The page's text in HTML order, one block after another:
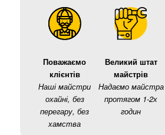
Поважаємо
клієнтів
Наші майстри
охайні, без
перегару, без
хамства
Великий штат
майстрів
Надаємо майстра
протягом 1-2х
годин